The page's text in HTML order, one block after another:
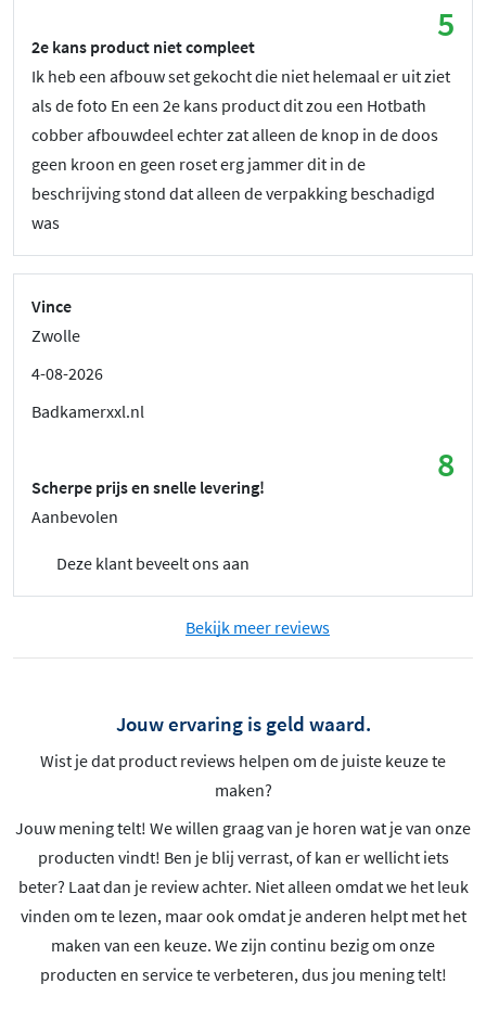
5
2e kans product niet compleet
Ik heb een afbouw set gekocht die niet helemaal er uit ziet
als de foto En een 2e kans product dit zou een Hotbath
cobber afbouwdeel echter zat alleen de knop in de doos
geen kroon en geen roset erg jammer dit in de
beschrijving stond dat alleen de verpakking beschadigd
was
Vince
Zwolle
4-08-2026
Badkamerxxl.nl
8
Scherpe prijs en snelle levering!
Aanbevolen
Deze klant beveelt ons aan
Bekijk meer reviews
Jouw ervaring is geld waard.
Wist je dat product reviews helpen om de juiste keuze te
maken?
Jouw mening telt! We willen graag van je horen wat je van onze
producten vindt! Ben je blij verrast, of kan er wellicht iets
beter? Laat dan je review achter. Niet alleen omdat we het leuk
vinden om te lezen, maar ook omdat je anderen helpt met het
maken van een keuze. We zijn continu bezig om onze
producten en service te verbeteren, dus jou mening telt!